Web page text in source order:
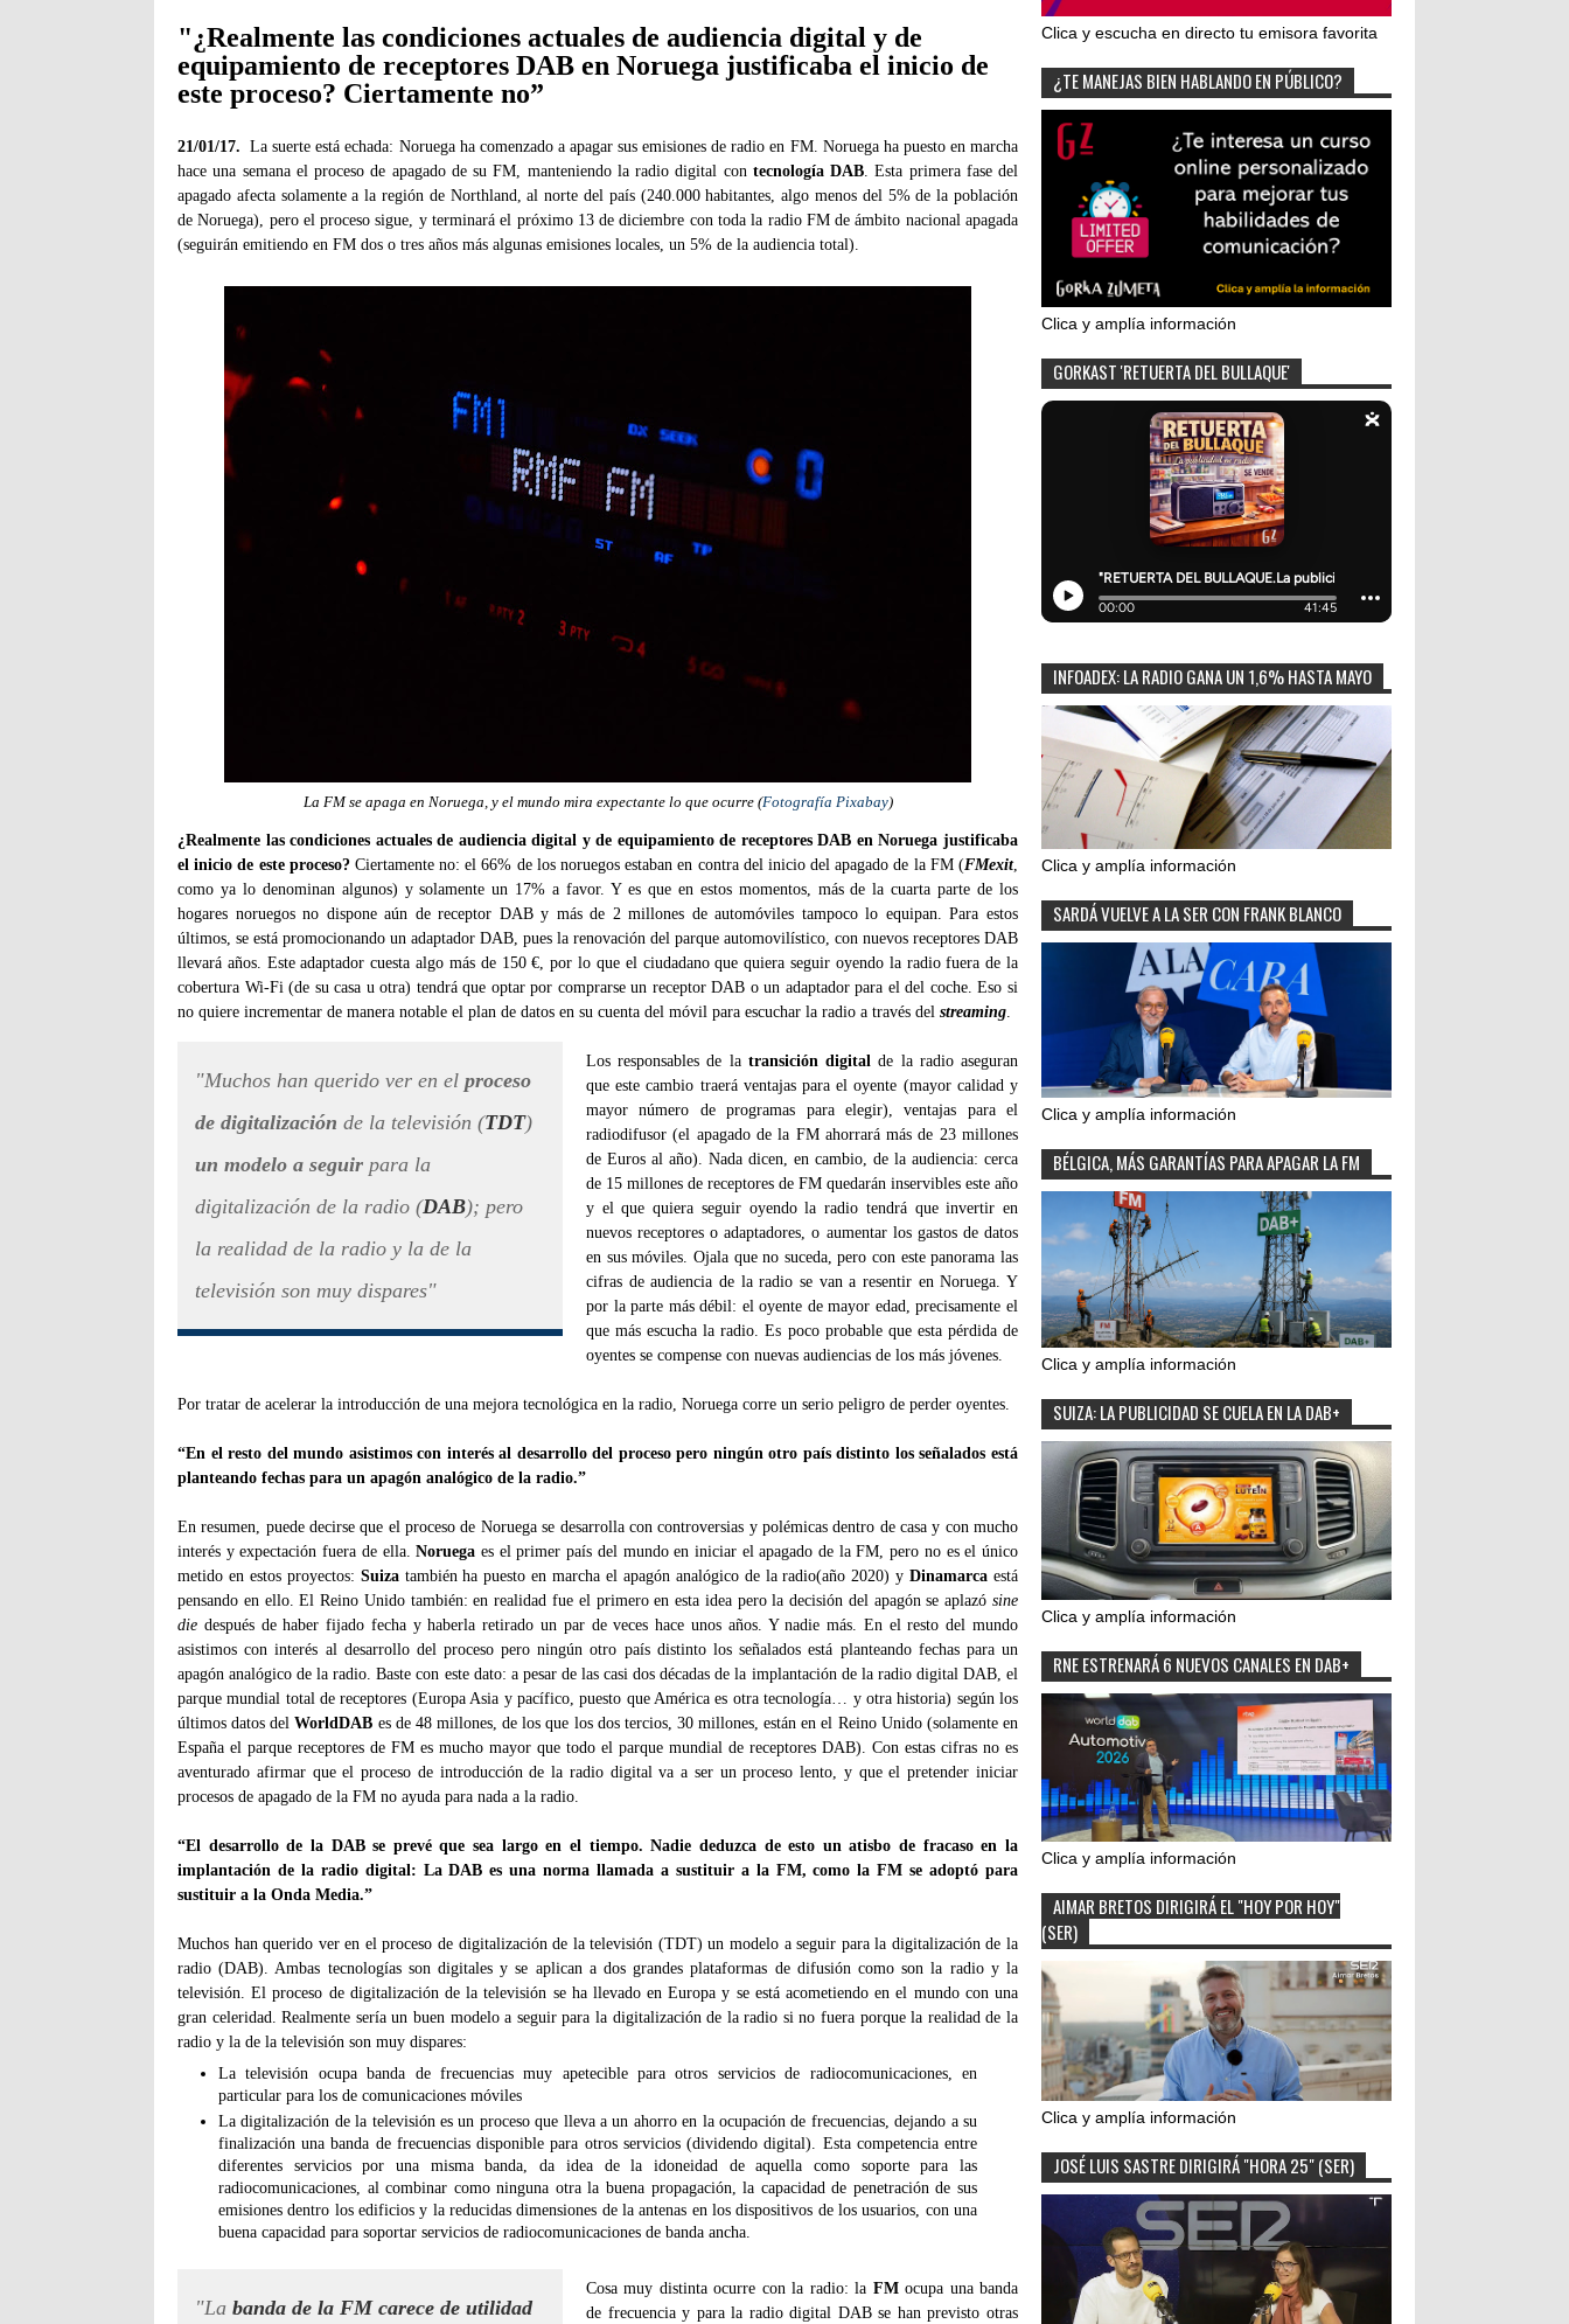
"¿Realmente las condiciones actuales de audiencia digital y de
equipamiento de receptores DAB en Noruega justificaba el inicio de
este proceso? Ciertamente no”
21/01/17.La suerte está echada: Noruega ha comenzado a apagar sus emisiones de radio en FM. Noruega ha puesto en marcha
hace una semana el proceso de apagado de su FM, manteniendo la radio digital con tecnología DAB . Esta primera fase del
apagado afecta solamente a la región de Northland, al norte del país (240.000 habitantes, algo menos del 5% de la población
de Noruega), pero el proceso sigue, y terminará el próximo 13 de diciembre con toda la radio FM de ámbito nacional apagada
(seguirán emitiendo en FM dos o tres años más algunas emisiones locales, un 5% de la audiencia total).
La FM se apaga en Noruega, y el mundo mira expectante lo que ocurre (Fotografía Pixabay)
¿Realmente las condiciones actuales de audiencia digital y de equipamiento de receptores DAB en Noruega justificaba
el inicio de este proceso?Ciertamente no: el 66% de los noruegos estaban en contra del inicio del apagado de la FM (FMexit,
como ya lo denominan algunos) y solamente un 17% a favor. Y es que en estos momentos, más de la cuarta parte de los
hogares noruegos no dispone aún de receptor DAB y más de 2 millones de automóviles tampoco lo equipan. Para estos
últimos, se está promocionando un adaptador DAB, pues la renovación del parque automovilístico, con nuevos receptores DAB
llevará años. Este adaptador cuesta algo más de 150 €, por lo que el ciudadano que quiera seguir oyendo la radio fuera de la
cobertura Wi-Fi (de su casa u otra) tendrá que optar por comprarse un receptor DAB o un adaptador para el del coche. Eso si
no quiere incrementar de manera notable el plan de datos en su cuenta del móvil para escuchar la radio a través del streaming
"Muchos han querido ver en el proceso
de digitalización de la televisión (TDT)
un modelo a seguir para la
digitalización de la radio (DAB); pero
la realidad de la radio y la de la
televisión son muy dispares"
Los responsables de la transición digital de la radio aseguran
que este cambio traerá ventajas para el oyente (mayor calidad y
mayor número de programas para elegir), ventajas para el
radiodifusor (el apagado de la FM ahorrará más de 23 millones
de Euros al año). Nada dicen, en cambio, de la audiencia: cerca
de 15 millones de receptores de FM quedarán inservibles este año
y el que quiera seguir oyendo la radio tendrá que invertir en
nuevos receptores o adaptadores, o aumentar los gastos de datos
en sus móviles. Ojala que no suceda, pero con este panorama las
cifras de audiencia de la radio se van a resentir en Noruega. Y
por la parte más débil: el oyente de mayor edad, precisamente el
que más escucha la radio. Es poco probable que esta pérdida de
oyentes se compense con nuevas audiencias de los más jóvenes.
Por tratar de acelerar la introducción de una mejora tecnológica en la radio, Noruega corre un serio peligro de perder oyentes.
“En el resto del mundo asistimos con interés al desarrollo del proceso pero ningún otro país distinto los señalados está
planteando fechas para un apagón analógico de la radio.”
En resumen, puede decirse que el proceso de Noruega se desarrolla con controversias y polémicas dentro de casa y con mucho
interés y expectación fuera de ella.Noruega es el primer país del mundo en iniciar el apagado de la FM, pero no es el único
metido en estos proyectos: Suiza también ha puesto en marcha el apagón analógico de la radio(año 2020) yDinamarca está
pensando en ello. El Reino Unido también: en realidad fue el primero en esta idea pero la decisión del apagón se aplazó sine
die después de haber fijado fecha y haberla retirado un par de veces hace unos años. Y nadie más. En el resto del mundo
asistimos con interés al desarrollo del proceso pero ningún otro país distinto los señalados está planteando fechas para un
apagón analógico de la radio. Baste con este dato: a pesar de las casi dos décadas de la implantación de la radio digital DAB, el
parque mundial total de receptores (Europa Asia y pacífico, puesto que América es otra tecnología… y otra historia) según los
últimos datos delWorldDAB es de 48 millones, de los que los dos tercios, 30 millones, están en el Reino Unido (solamente en
España el parque receptores de FM es mucho mayor que todo el parque mundial de receptores DAB). Con estas cifras no es
aventurado afirmar que el proceso de introducción de la radio digital va a ser un proceso lento, y que el pretender iniciar
procesos de apagado de la FM no ayuda para nada a la radio.
“El desarrollo de la DAB se prevé que sea largo en el tiempo. Nadie deduzca de esto un atisbo de fracaso en la
implantación de la radio digital: La DAB es una norma llamada a sustituir a la FM, como la FM se adoptó para
sustituir a la Onda Media.”
Muchos han querido ver en el proceso de digitalización de la televisión (TDT) un modelo a seguir para la digitalización de la
radio (DAB). Ambas tecnologías son digitales y se aplican a dos grandes plataformas de difusión como son la radio y la
televisión. El proceso de digitalización de la televisión se ha llevado en Europa y se está acometiendo en el mundo con una
gran celeridad. Realmente sería un buen modelo a seguir para la digitalización de la radio si no fuera porque la realidad de la
radio y la de la televisión son muy dispares:
La televisión ocupa banda de frecuencias muy apetecible para otros servicios de radiocomunicaciones, en
particular para los de comunicaciones móviles
La digitalización de la televisión es un proceso que lleva a un ahorro en la ocupación de frecuencias, dejando a su
finalización una banda de frecuencias disponible para otros servicios (dividendo digital). Esta competencia entre
diferentes servicios por una misma banda, da idea de la idoneidad de aquella como soporte para las
radiocomunicaciones, al combinar como ninguna otra la buena propagación, la capacidad de penetración de sus
emisiones dentro los edificios y la reducidas dimensiones de la antenas en los dispositivos de los usuarios, con una
buena capacidad para soportar servicios de radiocomunicaciones de banda ancha.
"La banda de la FM carece de utilidad
Cosa muy distinta ocurre con la radio: la FMocupa una banda
de frecuencia y para la radio digital DAB se han previsto otras
Clica y escucha en directo tu emisora favorita
¿TE MANEJAS BIEN HABLANDO EN PÚBLICO?
Clica y amplía información
GORKAST 'RETUERTA DEL BULLAQUE'
INFOADEX: LA RADIO GANA UN 1,6% HASTA MAYO
Clica y amplía información
SARDÁ VUELVE A LA SER CON FRANK BLANCO
Clica y amplía información
BÉLGICA, MÁS GARANTÍAS PARA APAGAR LA FM
Clica y amplía información
SUIZA: LA PUBLICIDAD SE CUELA EN LA DAB+
Clica y amplía información
RNE ESTRENARÁ 6 NUEVOS CANALES EN DAB+
Clica y amplía información
AIMAR BRETOS DIRIGIRÁ EL "HOY POR HOY"
(SER)
Clica y amplía información
JOSÉ LUIS SASTRE DIRIGIRÁ "HORA 25" (SER)